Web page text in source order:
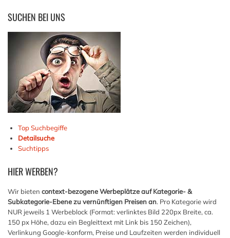
SUCHEN BEI UNS
Top Suchbegiffe
Detailsuche
Suchtipps
HIERWERBEN?
Wir bieten context-bezogene Werbeplätze auf Kategorie- &
Subkategorie-Ebene zu vernünftigen Preisen an. Pro Kategorie wird
NUR jeweils 1 Werbeblock (Format: verlinktes Bild 220px Breite, ca.
150 px Höhe, dazu ein Begleittext mit Link bis 150 Zeichen),
Verlinkung Google-konform, Preise und Laufzeiten werden individuell